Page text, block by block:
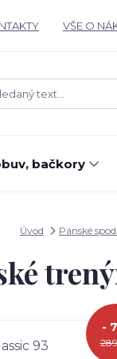
VŠE O
bačkory
Úvod Pánské
-